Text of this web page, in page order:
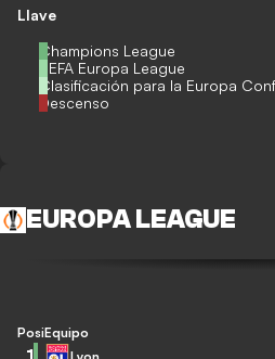
Llave
Champions League
UEFA Europa League
Clasificación para la Europa
Descenso
EUROPA LEAGUE
Posición
Equipo